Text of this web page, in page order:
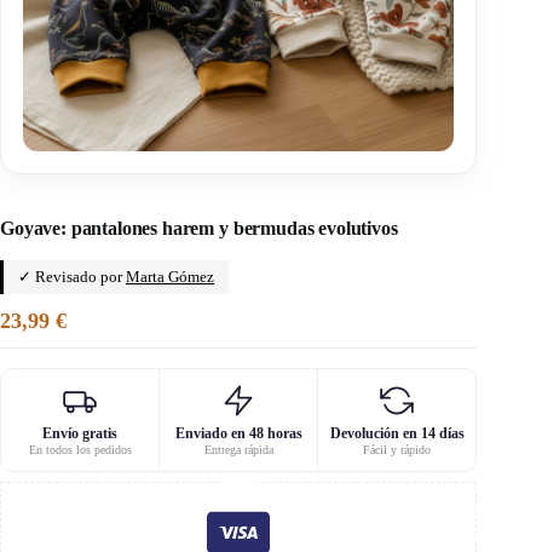
Goyave: pantalones harem y bermudas evolutivos
✓ Revisado porMarta Gómez
23,99 €
Envío gratis
En todos los pedidos
Enviado en 48 horas
Entrega rápida
Devolución en 14 días
Fácil y rápido